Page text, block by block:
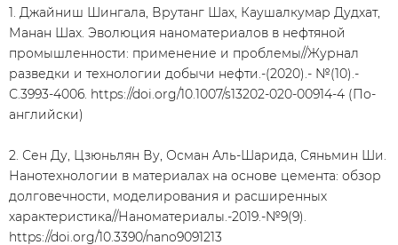
1. Джайниш Шингала, Врутанг Шах, Каушалкумар Дудхат,
Манан Шах. Эволюция наноматериалов в нефтяной
промышленности: применение и проблемы//Журнал
разведки и технологии добычи нефти.-(2020).- №(10).-
С.3993-4006. https://doi.org/10.1007/s13202-020-00914-4 (По-
английски)
2. Сен Ду, Цзюньлян Ву, Осман Аль-Шарида, Сяньмин Ши.
Нанотехнологии в материалах на основе цемента: обзор
долговечности, моделирования и расширенных
характеристика//Наноматериалы.-2019.-№9(9).
https://doi.org/10.3390/nano9091213